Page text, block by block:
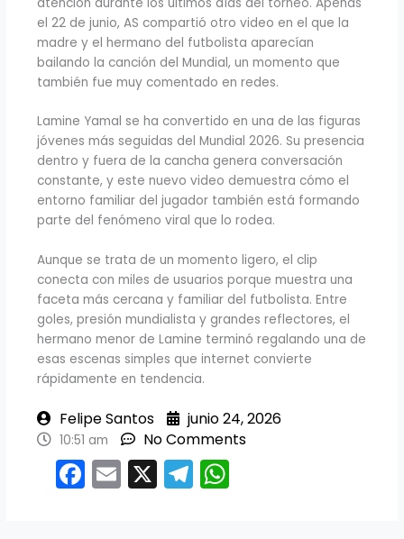
el 22 de junio, AS compartió otro video en el que la
madre y el hermano del futbolista aparecían
bailando la canción del Mundial, un momento que
también fue muy comentado en redes.
Lamine Yamal se ha convertido en una de las figuras
jóvenes más seguidas del Mundial 2026. Su presencia
dentro y fuera de la cancha genera conversación
constante, y este nuevo video demuestra cómo el
entorno familiar del jugador también está formando
parte del fenómeno viral que lo rodea.
Aunque se trata de un momento ligero, el clip
conecta con miles de usuarios porque muestra una
faceta más cercana y familiar del futbolista. Entre
goles, presión mundialista y grandes reflectores, el
hermano menor de Lamine terminó regalando una de
esas escenas simples que internet convierte
rápidamente en tendencia.
Felipe Santos junio 24, 2026
10:51 am No Comments
F
a
E
m
X T
el
W